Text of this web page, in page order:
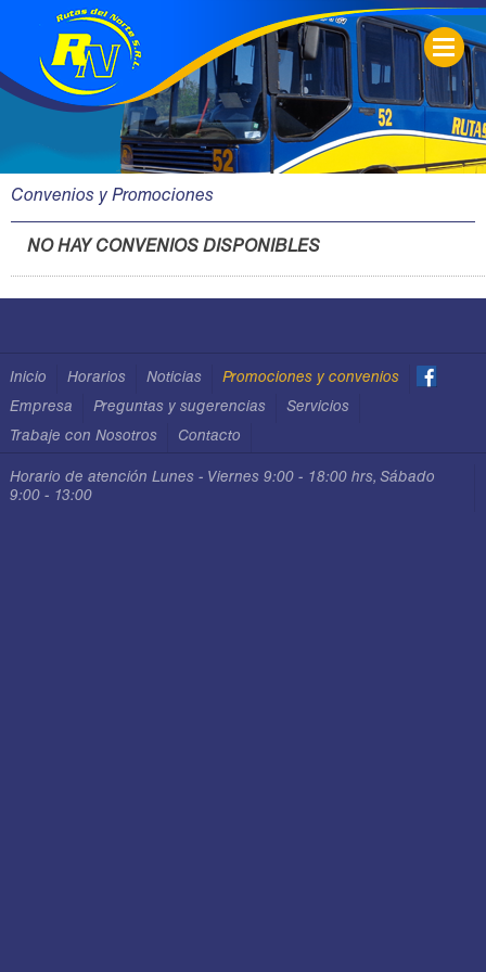
RUTA DEL NORTE HORARIOS
Convenios y Promociones
NO HAY CONVENIOS DISPONIBLES
Inicio Horarios Noticias
Promociones y convenios
Empresa
Preguntas y sugerencias
Servicios
Trabaje con Nosotros
Contacto
Horario de atención Lunes - Viernes 9:00 - 18:00 hrs, Sábado
9:00 - 13:00